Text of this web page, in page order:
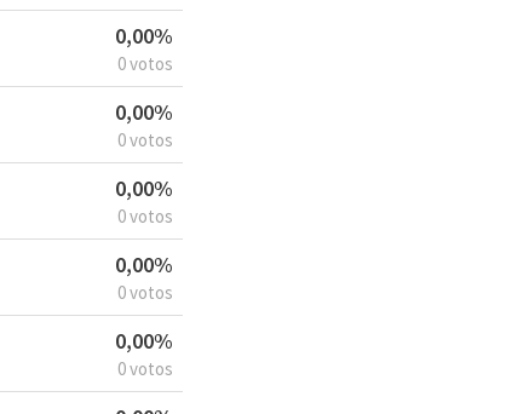
0,00%
0 votos
0,00%
0 votos
0,00%
0 votos
0,00%
0 votos
0,00%
0 votos